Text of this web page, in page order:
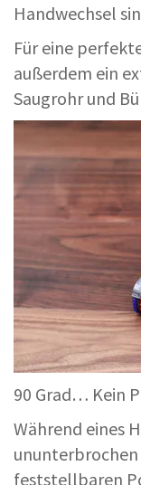
Handwechsel
Für eine
außerdem ein
Saugrohr und
90 Grad… Kein
Während eines
feststellbaren